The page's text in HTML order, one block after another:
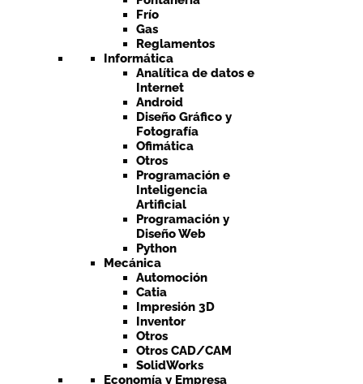
Frío
Gas
Reglamentos
Informática
Analítica de datos e
Internet
Android
Diseño Gráfico y
Fotografía
Ofimática
Otros
Programación e
Inteligencia
Artificial
Programación y
Diseño Web
Python
Mecánica
Automoción
Catia
Impresión 3D
Inventor
Otros
Otros CAD/CAM
SolidWorks
Economía y Empresa